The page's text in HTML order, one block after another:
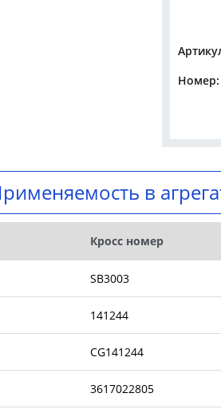
Номер:
в
Кросс номер
SB3003
141244
CG141244
3617022805